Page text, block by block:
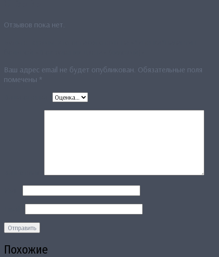
Отзывов пока нет.
Ваш адрес email не будет опубликован. Обязательные поля
помечены *
Похожие